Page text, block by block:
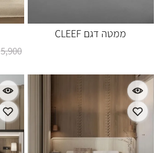
ממטה דגם CLEEF
5,900